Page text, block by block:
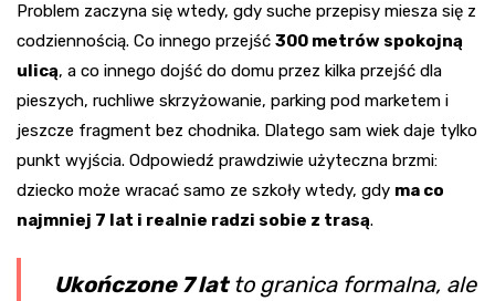
Problem zaczyna się wtedy, gdy suche przepisy miesza się z
codziennością. Co innego przejść 300 metrów spokojną
ulicą, a co innego dojść do domu przez kilka przejść dla
pieszych, ruchliwe skrzyżowanie, parking pod marketem i
jeszcze fragment bez chodnika. Dlatego sam wiek daje tylko
punkt wyjścia. Odpowiedź prawdziwie użyteczna brzmi:
dziecko może wracać samo ze szkoły wtedy, gdy ma co
najmniej 7 lat i realnie radzi sobie z trasą.
Ukończone 7 latto granica formalna, ale